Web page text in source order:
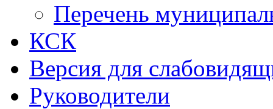
Перечень
КСК
Версия для
Руководители